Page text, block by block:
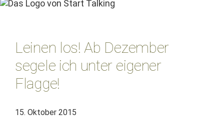
Leinen los! Ab Dezember
segele ich unter eigener
Flagge!
15. Oktober 2015